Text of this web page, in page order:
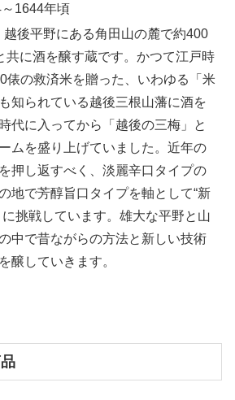
1644年頃
後平野にある角田山の麓で約400
共に酒を醸す蔵です。かつて江戸時
俵の救済米を贈った、いわゆる「米
知られている越後三根山藩に酒を
代に入ってから「越後の三梅」と
ムを盛り上げていました。近年の
押し返すべく、淡麗辛口タイプの
地で芳醇旨口タイプを軸として“新
に挑戦しています。雄大な平野と山
中で昔ながらの方法と新しい技術
醸していきます。